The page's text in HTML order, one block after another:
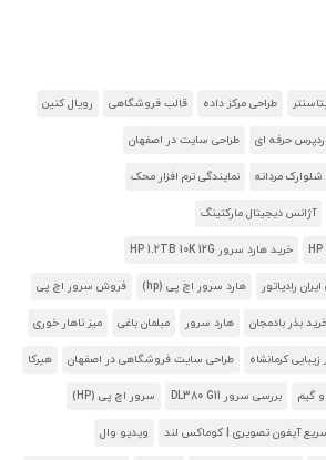
طراحی مرکز داده قالب فروشگاهی رویال کنین
حرفه ای طراحی سایت در اصفهان
مردانه نمایندگی نرم افزار محک
آژانس دیجیتال مارکتینگ
خرید هارد سرور HP 1.2TB 10K 12G
رادیاتور هارد سرور اچ پی (hp) فروش سرور اچ پی
بذر بادمجان هارد سرور مبلمان باغی میز ناهار خوری
کرمانشاه طراحی سایت فروشگاهی در اصفهان هیرکا
گیم بررسی سرور DL380 G11 سرور اچ پی (HP)
آیفون تصویری | کوماکس لند ویدیو وال